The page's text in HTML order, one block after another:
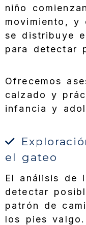
niño
movimiento, y
se distribuye
para detectar
Ofrecemos
calzado y
infancia y
el gateo
El análisis de
detectar
patrón de
los pies valgo.